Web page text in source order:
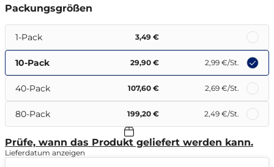
Packungsgrößen
1-Pack 3,49 €
10-Pack 29,90 € 2,99 €/St.
40-Pack 107,60 € 2,69 €/St.
80-Pack 199,20 € 2,49 €/St.
Prüfe, wann das Produkt geliefert werden kann.
Lieferdatum anzeigen